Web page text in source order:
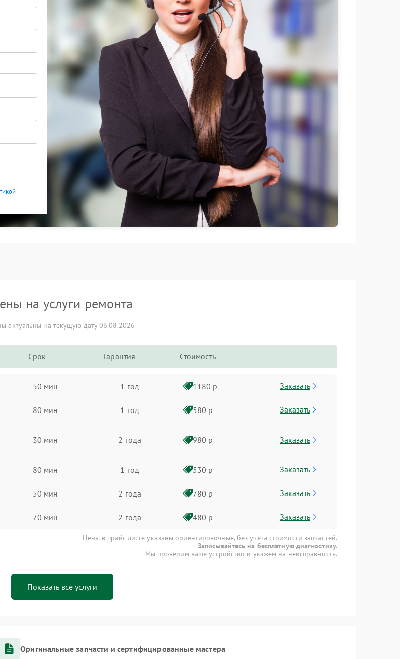
на услуги ремонта
актуальны на текущую дату 06.08.2026
Срок Гарантия Стоимость
50 мин 1 год 1180 р Заказать
80 мин 1 год 580 р Заказать
30 мин 2 года 980 р Заказать
80 мин 1 год 530 р Заказать
50 мин 2 года 780 р Заказать
70 мин 2 года 480 р Заказать
Цены в прайс-листе указаны ориентировочные, без учета стоимости запчастей.
Записывайтесь на бесплатную диагностику.
Мы проверим ваше устройство и укажем на неисправность.
Показать все услуги
Оригинальные запчасти и сертифицированные мастера